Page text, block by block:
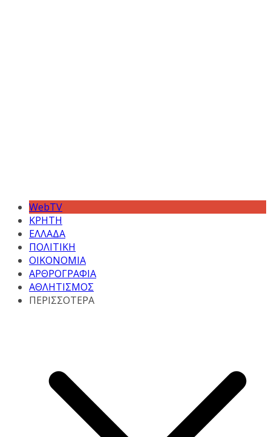
WebTV
ΚΡΗΤΗ
ΕΛΛΑΔΑ
ΠΟΛΙΤΙΚΗ
ΟΙΚΟΝΟΜΙΑ
ΑΡΘΡΟΓΡΑΦΙΑ
ΑΘΛΗΤΙΣΜΟΣ
ΠΕΡΙΣΣΟΤΕΡΑ